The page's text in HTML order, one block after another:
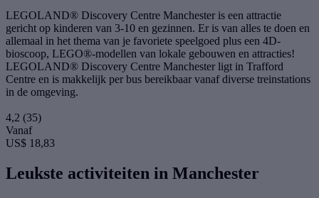
LEGOLAND® Discovery Centre Manchester is een attractie
gericht op kinderen van 3-10 en gezinnen. Er is van alles te doen en
allemaal in het thema van je favoriete speelgoed plus een 4D-
bioscoop, LEGO®-modellen van lokale gebouwen en attracties!
LEGOLAND® Discovery Centre Manchester ligt in Trafford
Centre en is makkelijk per bus bereikbaar vanaf diverse treinstations
in de omgeving.
4,2 (35)
Vanaf
US$ 18,83
Leukste activiteiten in Manchester